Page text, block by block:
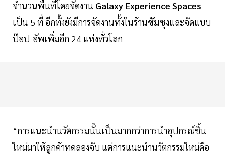
จำนวนพื้นที่โดยจัดงาน Galaxy Experience Spaces
เป็น 5 ที่ อีกทั้งยังมีการจัดงานทั้งในร้านซัมซุงและจัดแบบ
ป๊อป-อัพเพิ่มอีก 24 แห่งทั่วโลก
“การแนะนำนวัตกรรมนั้นเป็นมากกว่าการนำอุปกรณ์ชิ้น
ใหม่มาให้ลูกค้าทดลองจับ แต่การแนะนำนวัตกรรมใหม่คือ